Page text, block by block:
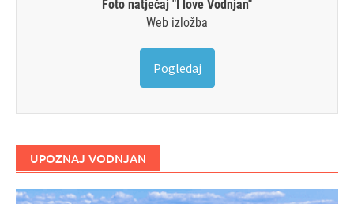
Foto natječaj "I love Vodnjan"
Web izložba
Pogledaj
UPOZNAJ VODNJAN